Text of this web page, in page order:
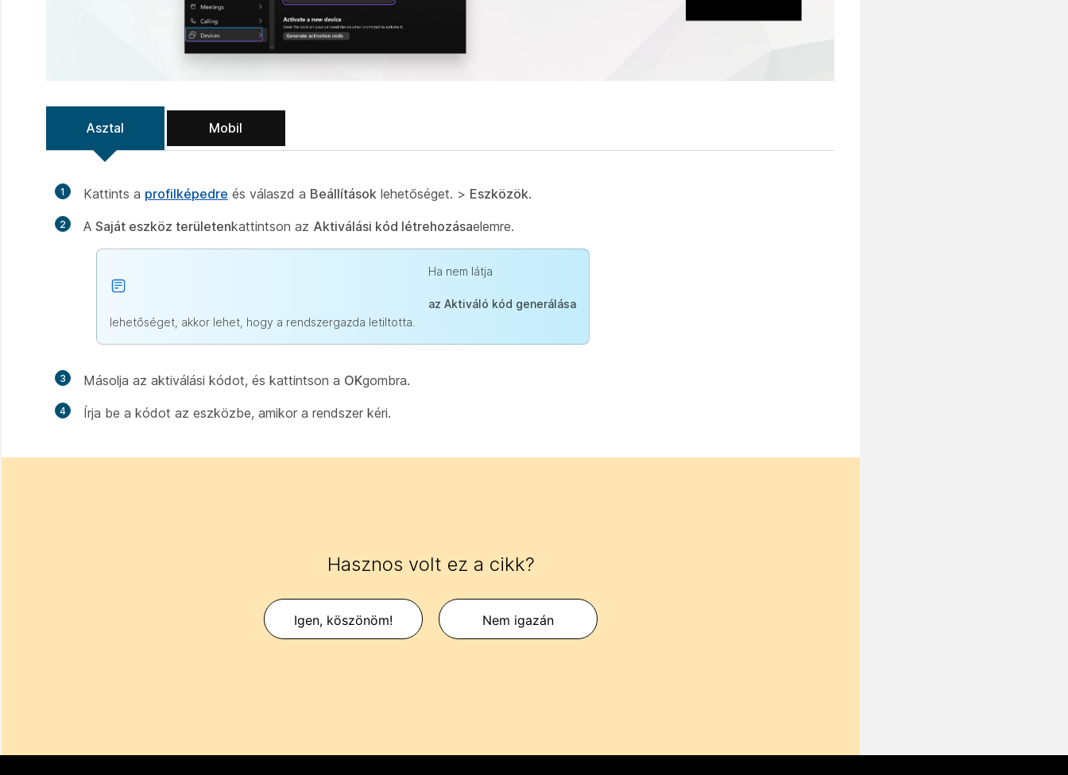
Asztal Mobil
1 Kattints a profilképedre és válaszd a Beállítások lehetőséget. > Eszközök.
2 A Saját eszköz területenkattintson az Aktiválási kód létrehozásaelemre.
Ha nem látja
az Aktiváló kód generálása
lehetőséget, akkor lehet, hogy a rendszergazda letiltotta.
3 Másolja az aktiválási kódot, és kattintson a OKgombra.
4 Írja be a kódot az eszközbe, amikor a rendszer kéri.
Hasznos volt ez a cikk?
Igen, köszönöm! Nem igazán